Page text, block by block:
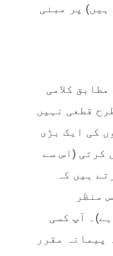
ہیں) پر مبنی
کلامی
قطعی نہیں
کی ایک بڑی
کرتی (اس سے
ہیں کہ
منظر
آپ کسی
پیمانہ مقرر